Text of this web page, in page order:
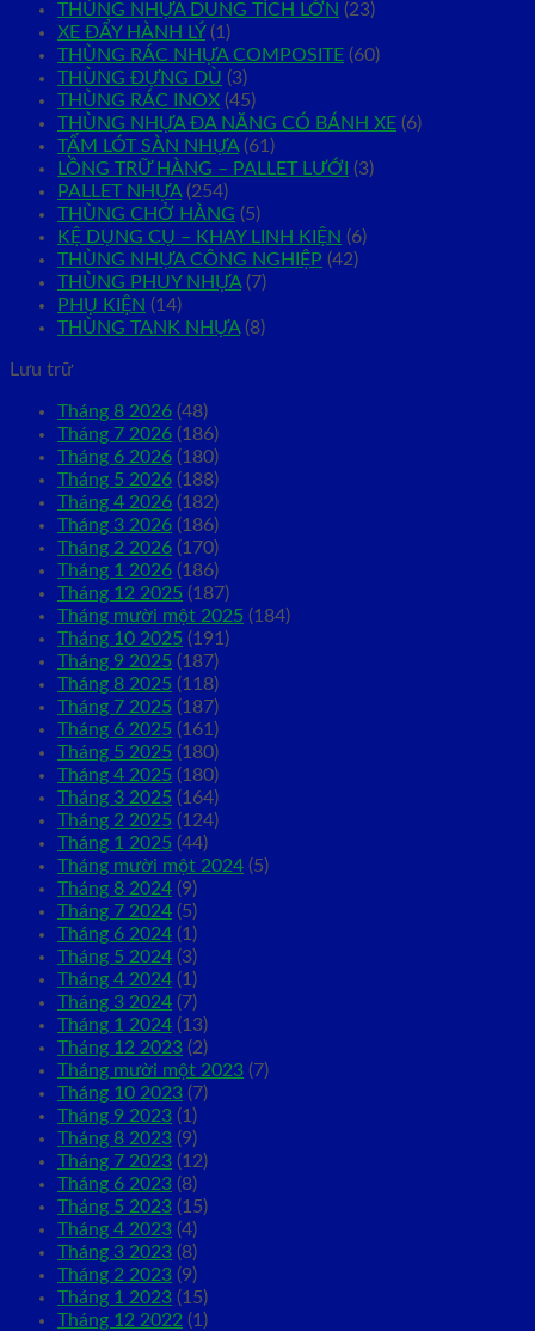
THÙNG NHỰA DUNG TÍCH LỚN (23)
XE ĐẨY HÀNH LÝ(1)
THÙNG RÁC NHỰA COMPOSITE (60)
THÙNG ĐỰNG DÙ (3)
THÙNG RÁC INOX (45)
THÙNG NHỰA ĐA NĂNG CÓ BÁNH XE (6)
TẤM LÓT SÀN NHỰA (61)
LỒNG TRỮ HÀNG – PALLET LƯỚI (3)
PALLET NHỰA (254)
THÙNG CHỞ HÀNG (5)
KỆ DỤNG CỤ – KHAY LINH KIỆN (6)
THÙNG NHỰA CÔNG NGHIỆP (42)
THÙNG PHUY NHỰA (7)
PHỤ KIỆN (14)
THÙNG TANK NHỰA (8)
Lưu trữ
Tháng 8 2026 (48)
Tháng 7 2026 (186)
Tháng 6 2026 (180)
Tháng 5 2026 (188)
Tháng 4 2026 (182)
Tháng 3 2026 (186)
Tháng 2 2026 (170)
Tháng 1 2026 (186)
Tháng 12 2025 (187)
Tháng mười một 2025 (184)
Tháng 10 2025 (191)
Tháng 9 2025 (187)
Tháng 8 2025 (118)
Tháng 7 2025 (187)
Tháng 6 2025 (161)
Tháng 5 2025 (180)
Tháng 4 2025 (180)
Tháng 3 2025 (164)
Tháng 2 2025 (124)
Tháng 1 2025 (44)
Tháng mười một 2024 (5)
Tháng 8 2024 (9)
Tháng 7 2024 (5)
Tháng 6 2024 (1)
Tháng 5 2024 (3)
Tháng 4 2024 (1)
Tháng 3 2024 (7)
Tháng 1 2024 (13)
Tháng 12 2023 (2)
Tháng mười một 2023 (7)
Tháng 10 2023 (7)
Tháng 9 2023 (1)
Tháng 8 2023 (9)
Tháng 7 2023 (12)
Tháng 6 2023 (8)
Tháng 5 2023 (15)
Tháng 4 2023 (4)
Tháng 3 2023 (8)
Tháng 2 2023 (9)
Tháng 1 2023 (15)
Tháng 12 2022 (1)